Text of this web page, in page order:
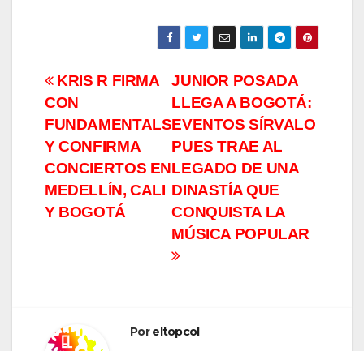
Navegación
de
entradas
JUNIOR POSADA
LLEGA A BOGOTÁ:
EVENTOS SÍRVALO
PUES TRAE AL
LEGADO DE UNA
DINASTÍA QUE
CONQUISTA LA
MÚSICA POPULAR
KRIS R FIRMA
CON
FUNDAMENTALS
Y CONFIRMA
CONCIERTOS EN
MEDELLÍN, CALI
Y BOGOTÁ
Poreltopcol